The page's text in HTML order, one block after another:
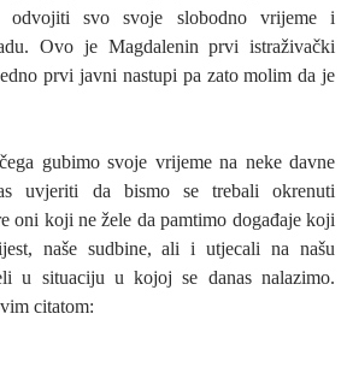
odvojiti svo svoje slobodno vrijeme i
Ovo je Magdalenin prvi istraživački
prvi javni nastupi pa zato molim da je
gubimo svoje vrijeme na neke davne
uvjeriti da bismo se trebali okrenuti
oni koji ne žele da pamtimo događaje koji
naše sudbine, ali i utjecali na našu
u situaciju u kojoj se danas nalazimo.
citatom: